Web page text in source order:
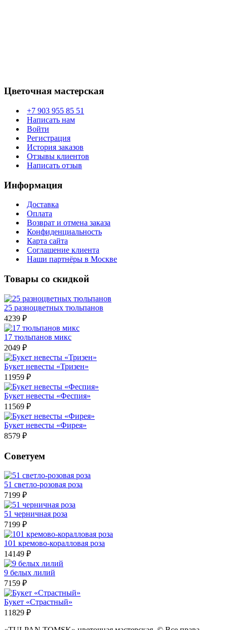
Цветочная мастерская
+7 903 955 85 51
Написать нам
Войти
Регистрация
История заказов
Отзывы клиентов
Написать отзыв
Информация
Доставка
Оплата
Возврат и отмена заказа
Конфиденциальность
Карта сайта
Соглашение клиента
Наши партнёры в Москве
Товары со скидкой
25 разноцветных тюльпанов
4239 ₽
17 тюльпанов микс
2049 ₽
Букет невесты «Тризен»
11959 ₽
Букет невесты «Феспия»
11569 ₽
Букет невесты «Фирея»
8579 ₽
Советуем
51 светло-розовая роза
7199 ₽
51 черничная роза
7199 ₽
101 кремово-коралловая роза
14149 ₽
9 белых лилий
7159 ₽
Букет «Страстный»
11829 ₽